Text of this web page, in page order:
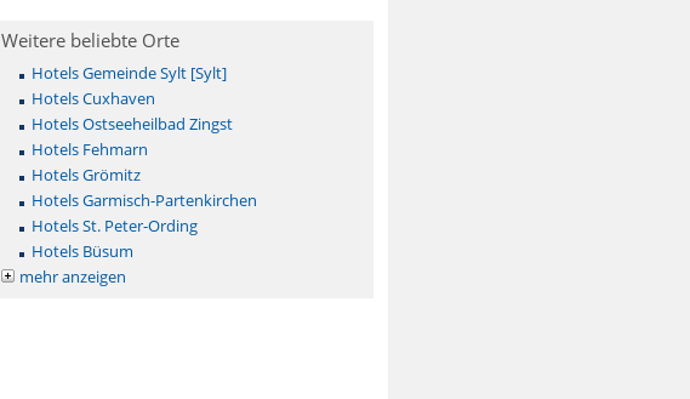
Weitere beliebte Orte
Hotels Gemeinde Sylt [Sylt]
Hotels Cuxhaven
Hotels Ostseeheilbad Zingst
Hotels Fehmarn
Hotels Grömitz
Hotels Garmisch-Partenkirchen
Hotels St. Peter-Ording
Hotels Büsum
mehr anzeigen